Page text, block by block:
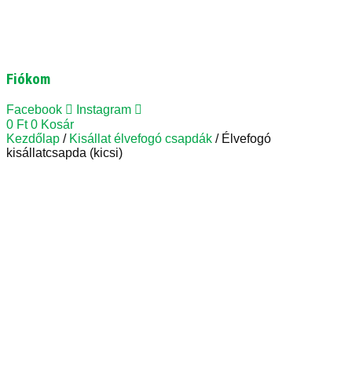
Fiókom
Facebook
Instagram
0 Ft 0 Kosár
Kezdőlap / Kisállat élvefogó csapdák / Élvefogó
kisállatcsapda (kicsi)